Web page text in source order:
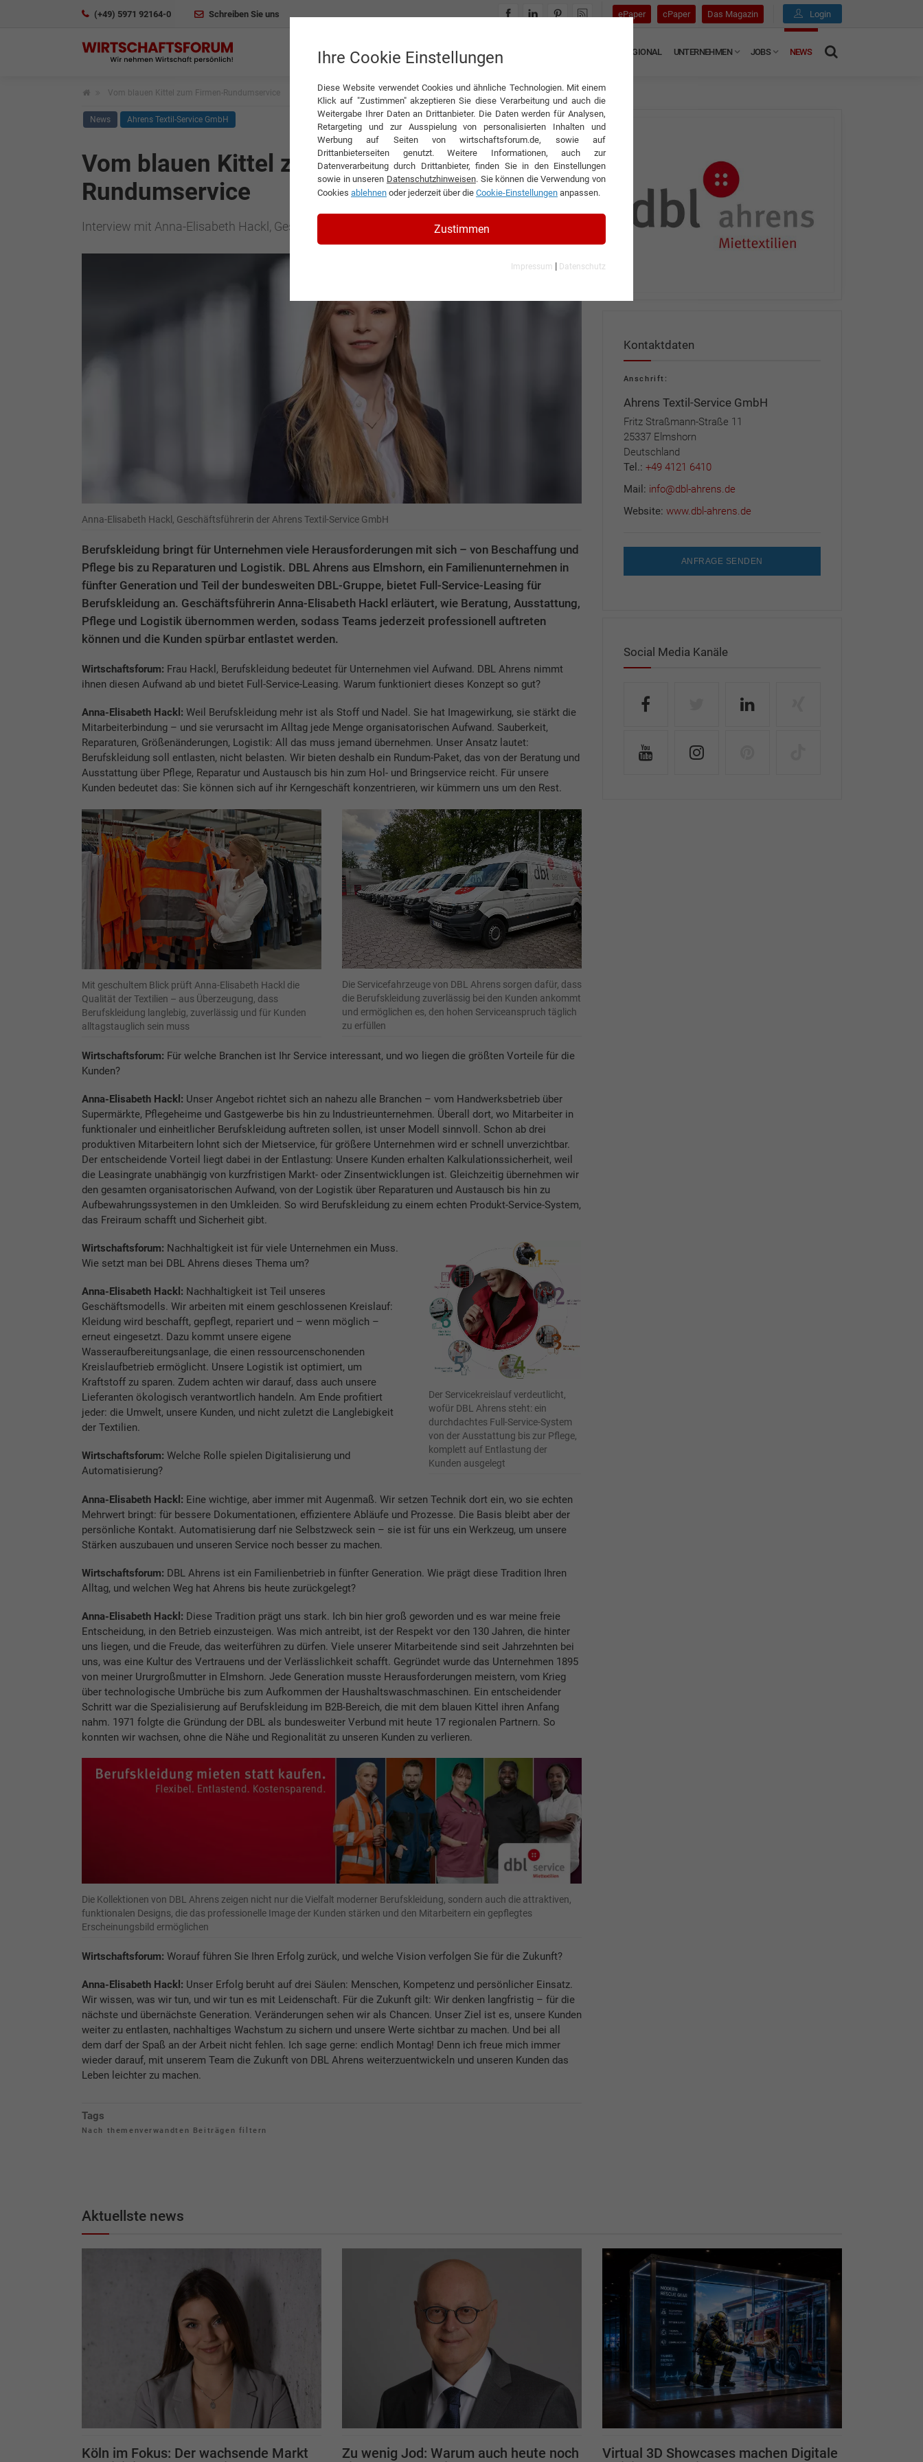
(+49) 5971 92164-0 Schreiben Sie uns ePaper cPaper Das Magazin Login
INTERVIEWS REGIONAL UNTERNEHMEN JOBS NEWS
Vom blauen Kittel zum ­Firmen-Rundumservice
News Ahrens Textil-Service GmbH
Vom blauen Kittel zum ­Firmen-
Rundumservice
Interview mit Anna-Elisabeth Hackl, Geschäftsführerin der Ahrens Textil-Service GmbH
Anna-Elisabeth Hackl, Geschäftsführerin der Ahrens Textil-Service GmbH
Berufskleidung bringt für Unternehmen viele Herausforderungen mit sich – von Beschaffung und
Pflege bis zu Reparaturen und Logistik. DBL Ahrens aus Elmshorn, ein Familienunternehmen in
fünfter Generation und Teil der bundesweiten DBL-Gruppe, bietet Full-Service-Leasing für
Berufskleidung an. Geschäftsführerin Anna-Elisabeth Hackl erläutert, wie Beratung, Ausstattung,
Pflege und Logistik übernommen werden, sodass Teams jederzeit professionell auftreten
können und die Kunden spürbar entlastet werden.
Wirtschaftsforum: Frau Hackl, Berufskleidung bedeutet für Unternehmen viel Aufwand. DBL Ahrens nimmt
ihnen diesen Aufwand ab und bietet Full-Service-Leasing. Warum funktioniert dieses Konzept so gut?
Anna-Elisabeth Hackl: Weil Berufskleidung mehr ist als Stoff und Nadel. Sie hat Imagewirkung, sie stärkt die
Mitarbeiterbindung – und sie verursacht im Alltag jede Menge organisatorischen Aufwand. Sauberkeit,
Reparaturen, Größenänderungen, Logistik: All das muss jemand übernehmen. Unser Ansatz lautet:
Berufskleidung soll entlasten, nicht belasten. Wir bieten deshalb ein Rundum-Paket, das von der Beratung und
Ausstattung über Pflege, Reparatur und Austausch bis hin zum Hol- und Bringservice reicht. Für unsere
Kunden bedeutet das: Sie können sich auf ihr Kerngeschäft konzentrieren, wir kümmern uns um den Rest.
Mit geschultem Blick prüft Anna-Elisabeth Hackl die
Qualität der Textilien – aus Überzeugung, dass
Berufskleidung langlebig, zuverlässig und für Kunden
alltagstauglich sein muss
Die Servicefahrzeuge von DBL Ahrens sorgen dafür, dass
die Berufskleidung zuverlässig bei den Kunden ankommt
und ermöglichen es, den hohen Serviceanspruch täglich
zu erfüllen
Wirtschaftsforum: Für welche Branchen ist Ihr Service interessant, und wo liegen die größten Vorteile für die
Kunden?
Anna-Elisabeth Hackl: Unser Angebot richtet sich an nahezu alle Branchen – vom Handwerksbetrieb über
Supermärkte, Pflegeheime und Gastgewerbe bis hin zu Industrieunternehmen. Überall dort, wo Mitarbeiter in
funktionaler und einheitlicher Berufskleidung auftreten sollen, ist unser Modell sinnvoll. Schon ab drei
produktiven Mitarbeitern lohnt sich der Mietservice, für größere Unternehmen wird er schnell unverzichtbar.
Der entscheidende Vorteil liegt dabei in der Entlastung: Unsere Kunden erhalten Kalkulationssicherheit, weil
die Leasingrate unabhängig von kurzfristigen Markt- oder Zinsentwicklungen ist. Gleichzeitig übernehmen wir
den gesamten organisatorischen Aufwand, von der Logistik über Reparaturen und Austausch bis hin zu
Aufbewahrungssystemen in den Umkleiden. So wird Berufskleidung zu einem echten Produkt-Service-System,
das Freiraum schafft und Sicherheit gibt.
Wirtschaftsforum: Nachhaltigkeit ist für viele Unternehmen ein Muss.
Wie setzt man bei DBL Ahrens dieses Thema um?
Anna-Elisabeth Hackl: Nachhaltigkeit ist Teil unseres
Geschäftsmodells. Wir arbeiten mit einem geschlossenen Kreislauf:
Kleidung wird beschafft, gepflegt, repariert und – wenn möglich –
erneut eingesetzt. Dazu kommt unsere eigene
Wasseraufbereitungsanlage, die einen ressourcenschonenden
Kreislaufbetrieb ermöglicht. Unsere Logistik ist optimiert, um
Kraftstoff zu sparen. Zudem achten wir darauf, dass auch unsere
Lieferanten ökologisch verantwortlich handeln. Am Ende profitiert
jeder: die Umwelt, unsere Kunden, und nicht zuletzt die Langlebigkeit
der Textilien.
Wirtschaftsforum: Welche Rolle spielen Digitalisierung und
Automatisierung?
Der Servicekreislauf verdeutlicht,
wofür DBL Ahrens steht: ein
durchdachtes Full-Service-System
von der Ausstattung bis zur Pflege,
komplett auf Entlastung der
Kunden ausgelegt
Anna-Elisabeth Hackl: Eine wichtige, aber immer mit Augenmaß. Wir setzen Technik dort ein, wo sie echten
Mehrwert bringt: für bessere Dokumentationen, effizientere Abläufe und Prozesse. Die Basis bleibt aber der
persönliche Kontakt. Automatisierung darf nie Selbstzweck sein – sie ist für uns ein Werkzeug, um unsere
Stärken auszubauen und unseren Service noch besser zu machen.
Wirtschaftsforum: DBL Ahrens ist ein Familienbetrieb in fünfter Generation. Wie prägt diese Tradition Ihren
Alltag, und welchen Weg hat Ahrens bis heute zurückgelegt?
Anna-Elisabeth Hackl: Diese Tradition prägt uns stark. Ich bin hier groß geworden und es war meine freie
Entscheidung, in den Betrieb einzusteigen. Was mich antreibt, ist der Respekt vor den 130 Jahren, die hinter
uns liegen, und die Freude, das weiterführen zu dürfen. Viele unserer Mitarbeitende sind seit Jahrzehnten bei
uns, was eine Kultur des Vertrauens und der Verlässlichkeit schafft. Gegründet wurde das Unternehmen 1895
von meiner Ururgroßmutter in Elmshorn. Jede Generation musste Herausforderungen meistern, vom Krieg
über technologische Umbrüche bis zum Aufkommen der Haushaltswaschmaschinen. Ein entscheidender
Schritt war die Spezialisierung auf Berufskleidung im B2B-Bereich, die mit dem blauen Kittel ihren Anfang
nahm. 1971 folgte die Gründung der DBL als bundesweiter Verbund mit heute 17 regionalen Partnern. So
konnten wir wachsen, ohne die Nähe und Regionalität zu unseren Kunden zu verlieren.
Die Kollektionen von DBL Ahrens zeigen nicht nur die Vielfalt moderner Berufskleidung, sondern auch die attraktiven,
funktionalen Designs, die das professionelle Image der Kunden stärken und den Mitarbeitern ein gepflegtes
Erscheinungsbild ermöglichen
Wirtschaftsforum: Worauf führen Sie Ihren Erfolg zurück, und welche Vision verfolgen Sie für die Zukunft?
Anna-Elisabeth Hackl: Unser Erfolg beruht auf drei Säulen: Menschen, Kompetenz und persönlicher Einsatz.
Wir wissen, was wir tun, und wir tun es mit Leidenschaft. Für die Zukunft gilt: Wir denken langfristig – für die
nächste und übernächste Generation. Veränderungen sehen wir als Chancen. Unser Ziel ist es, unsere Kunden
weiter zu entlasten, nachhaltiges Wachstum zu sichern und unsere Werte sichtbar zu machen. Und bei all
dem darf der Spaß an der Arbeit nicht fehlen. Ich sage gerne: endlich Montag! Denn ich freue mich immer
wieder darauf, mit unserem Team die Zukunft von DBL Ahrens weiterzuentwickeln und unseren Kunden das
Leben leichter zu machen.
Tags
Nach themenverwandten Beiträgen filtern
Kontaktdaten
Anschrift:
Ahrens Textil-Service GmbH
Fritz Straßmann-Straße 11
25337 Elmshorn
Deutschland
Tel.: +49 4121 6410
Mail: info@dbl-ahrens.de
Website: www.dbl-ahrens.de
ANFRAGE SENDEN
Social Media Kanäle
Aktuellste news
Köln im Fokus: Der wachsende Markt
Zu wenig Jod: Warum auch heute noch
Virtual 3D Showcases machen Digitale
Ihre Cookie Einstellungen
Diese Website verwendet Cookies und ähnliche Technologien. Mit einem
Klick auf "Zustimmen" akzeptieren Sie diese Verarbeitung und auch die
Weitergabe Ihrer Daten an Drittanbieter. Die Daten werden für Analysen,
Retargeting und zur Ausspielung von personalisierten Inhalten und
Werbung auf Seiten von wirtschaftsforum.de, sowie auf
Drittanbieterseiten genutzt. Weitere Informationen, auch zur
Datenverarbeitung durch Drittanbieter, finden Sie in den Einstellungen
sowie in unseren Datenschutzhinweisen. Sie können die Verwendung von
Cookies ablehnen oder jederzeit über die Cookie-Einstellungen anpassen.
Zustimmen
Impressum | Datenschutz